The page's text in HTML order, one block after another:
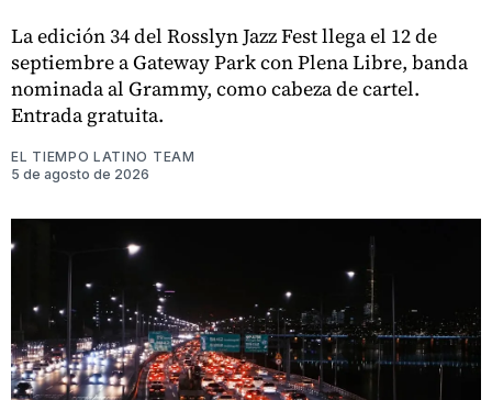
La edición 34 del Rosslyn Jazz Fest llega el 12 de
septiembre a Gateway Park con Plena Libre, banda
nominada al Grammy, como cabeza de cartel.
Entrada gratuita.
EL TIEMPO LATINO TEAM
5 de agosto de 2026